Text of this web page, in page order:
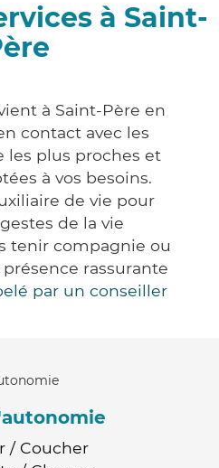
à Saint-
à Saint-Père en
contact avec les
les plus proches et
à vos besoins.
de vie pour
de la vie
tenir compagnie ou
rassurante
par un conseiller
/ Coucher